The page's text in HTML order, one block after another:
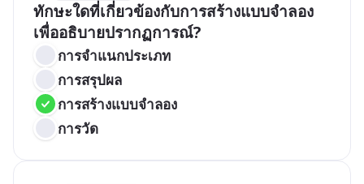
ทักษะใดที่เกี่ยวข้องกับการสร้างแบบจำลอง
เพื่ออธิบายปรากฏการณ์?
การจำแนกประเภท
การสรุปผล
การสร้างแบบจำลอง
การวัด